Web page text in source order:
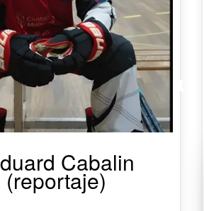
Cabalin
(reportaje)